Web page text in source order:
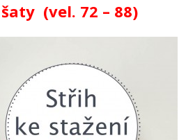
(vel. 72 – 88)